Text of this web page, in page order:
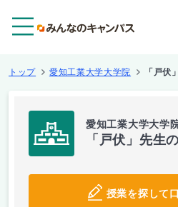
トップ 愛知工業大学大学院 「戸伏
愛知工業大学大学
「戸伏」先生
授業を探して